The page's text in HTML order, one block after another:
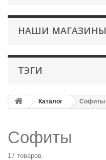
НАШИ МАГАЗИНЫ
ТЭГИ
Каталог Софиты
Софиты
17 товаров.